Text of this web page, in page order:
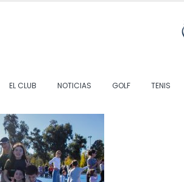
EL CLUB NOTICIAS GOLF TENIS